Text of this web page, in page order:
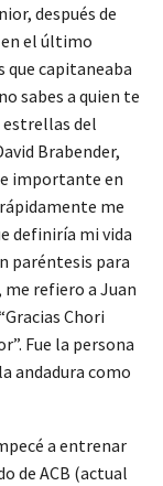
después de
el último
que capitaneaba
sabes a quien te
estrellas del
Brabender,
importante en
me
definiría mi vida
paréntesis para
me refiero a Juan
Chori
Fue la persona
andadura como
a entrenar
de ACB (actual